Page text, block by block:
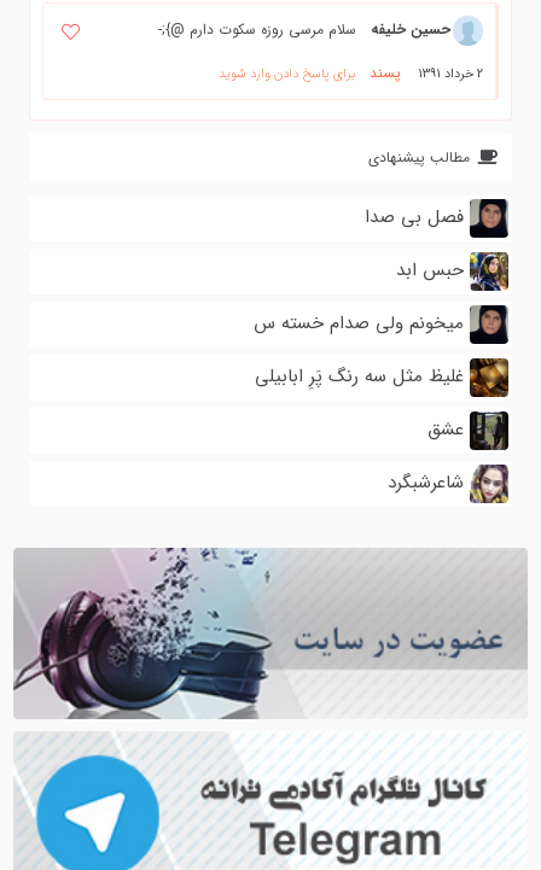
حسین خلیفه سلام مرسی روزه سکوت دارم @};-
2 خرداد 1391 پسند برای پاسخ دادن وارد شوید
مطالب پیشنهادی
فصل بی صدا
حبس ابد
میخونم ولی صدام خسته س
غلیظ مثل سه رنگ پَرِ ابابیلی
عشق
شاعرشبگرد